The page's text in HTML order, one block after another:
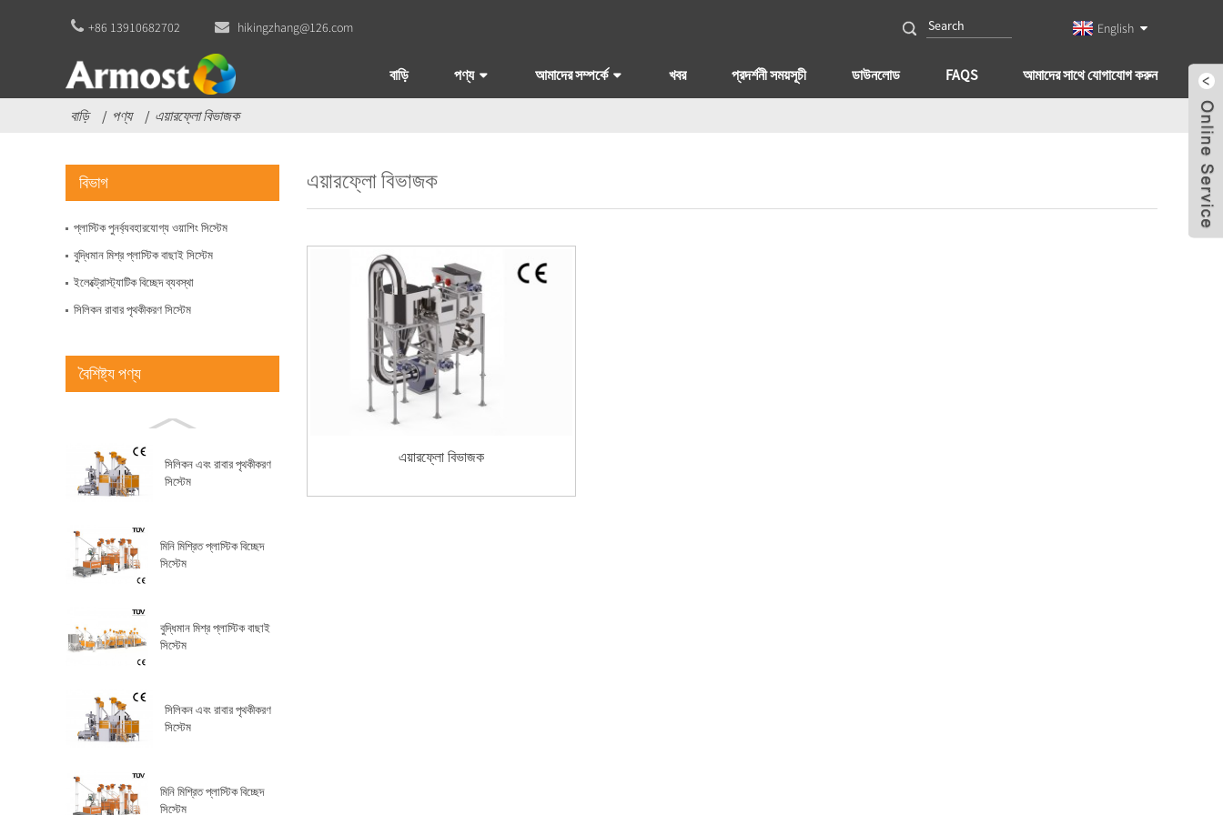
+86 13910682702 hikingzhang@126.com English
বাড়ি পণ্য আমাদের সম্পর্কে খবর প্রদর্শনী সময়সূচী ডাউনলোড FAQS আমাদের সাথে যোগাযোগ করুন
বাড়ি পণ্য এয়ারফ্লো বিভাজক
বিভাগ
প্লাস্টিক পুনর্ব্যবহারযোগ্য ওয়াশিং সিস্টেম
বুদ্ধিমান মিশ্র প্লাস্টিক বাছাই সিস্টেম
ইলেক্ট্রোস্ট্যাটিক বিচ্ছেদ ব্যবস্থা
সিলিকন রাবার পৃথকীকরণ সিস্টেম
বৈশিষ্ট্য পণ্য
সিলিকন এবং রাবার পৃথকীকরণ
সিস্টেম
বুদ্ধিমান মিশ্র প্লাস্টিক বাছাই
সিস্টেম
সিলিকন এবং রাবার পৃথকীকরণ
সিস্টেম
সিলিকন এবং রাবার পৃথকীকরণ
সিস্টেম
মিনি মিশ্রিত প্লাস্টিক বিচ্ছেদ
সিস্টেম
বুদ্ধিমান মিশ্র প্লাস্টিক বাছাই
সিস্টেম
সিলিকন এবং রাবার পৃথকীকরণ
সিস্টেম
মিনি মিশ্রিত প্লাস্টিক বিচ্ছেদ
সিস্টেম
এয়ারফ্লো বিভাজক
এয়ারফ্লো বিভাজক